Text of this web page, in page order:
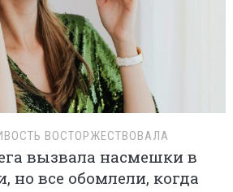
ВОСТОРЖЕСТВОВАЛА
вызвала насмешки в
но все обомлели, когда